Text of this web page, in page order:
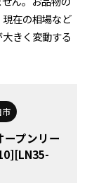
在の相場など
きく変動する
市
プンリー